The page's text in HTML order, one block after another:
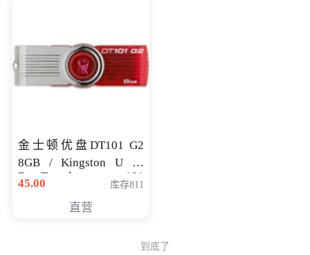
金士顿优盘DT101 G2
8GB / Kingston U 盘
DataTraveler 101
Generati
45.00 库存811
直营
到底了